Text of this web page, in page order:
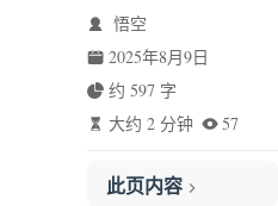
悟空
2025年8月9日
约 597 字
大约 2 分钟
57
此页内容